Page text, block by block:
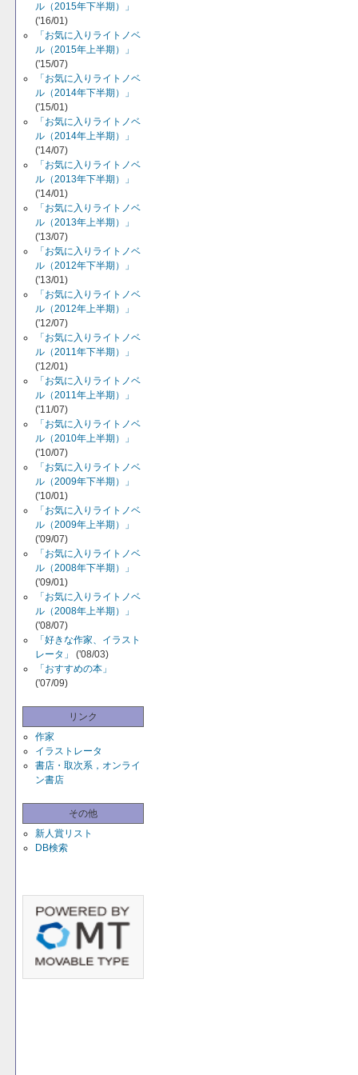
ル（2015年下半期）」
('16/01)
「お気に入りライトノベ
ル（2015年上半期）」
('15/07)
「お気に入りライトノベ
ル（2014年下半期）」
('15/01)
「お気に入りライトノベ
ル（2014年上半期）」
('14/07)
「お気に入りライトノベ
ル（2013年下半期）」
('14/01)
「お気に入りライトノベ
ル（2013年上半期）」
('13/07)
「お気に入りライトノベ
ル（2012年下半期）」
('13/01)
「お気に入りライトノベ
ル（2012年上半期）」
('12/07)
「お気に入りライトノベ
ル（2011年下半期）」
('12/01)
「お気に入りライトノベ
ル（2011年上半期）」
('11/07)
「お気に入りライトノベ
ル（2010年上半期）」
('10/07)
「お気に入りライトノベ
ル（2009年下半期）」
('10/01)
「お気に入りライトノベ
ル（2009年上半期）」
('09/07)
「お気に入りライトノベ
ル（2008年下半期）」
('09/01)
「お気に入りライトノベ
ル（2008年上半期）」
('08/07)
「好きな作家、イラスト
レータ」
('08/03)
「おすすめの本」
('07/09)
リンク
作家
イラストレータ
書店・取次系，オンライ
ン書店
その他
新人賞リスト
DB検索